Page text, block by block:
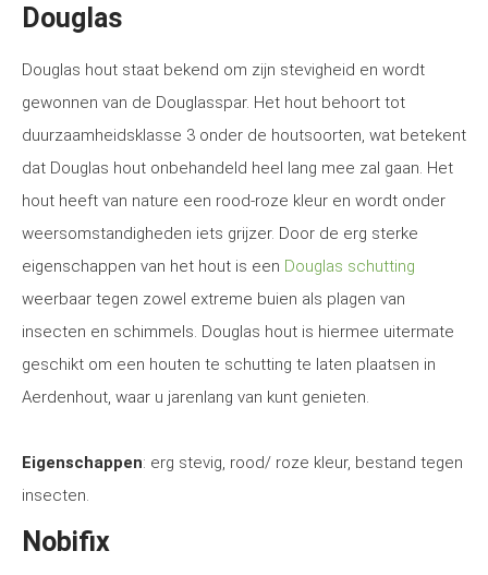
Douglas
Douglas hout staat bekend om zijn stevigheid en wordt
gewonnen van de Douglasspar. Het hout behoort tot
duurzaamheidsklasse 3 onder de houtsoorten, wat betekent
dat Douglas hout onbehandeld heel lang mee zal gaan. Het
hout heeft van nature een rood-roze kleur en wordt onder
weersomstandigheden iets grijzer. Door de erg sterke
eigenschappen van het hout is een Douglas schutting
weerbaar tegen zowel extreme buien als plagen van
insecten en schimmels. Douglas hout is hiermee uitermate
geschikt om een houten te schutting te laten plaatsen in
Aerdenhout, waar u jarenlang van kunt genieten.
Eigenschappen: erg stevig, rood/ roze kleur, bestand tegen
insecten.
Nobifix